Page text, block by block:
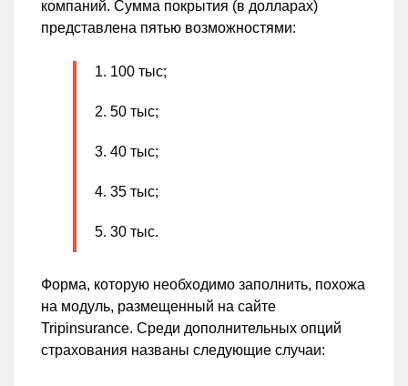
компаний. Сумма покрытия (в долларах)
представлена пятью возможностями:
100 тыс;
50 тыс;
40 тыс;
35 тыс;
30 тыс.
Форма, которую необходимо заполнить, похожа
на модуль, размещенный на сайте
Tripinsurance. Среди дополнительных опций
страхования названы следующие случаи: